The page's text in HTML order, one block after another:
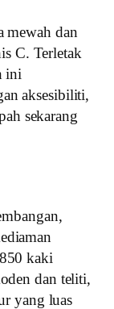
mewah dan
C. Terletak
ini
aksesibiliti,
sekarang
kaki
dan teliti,
yang luas